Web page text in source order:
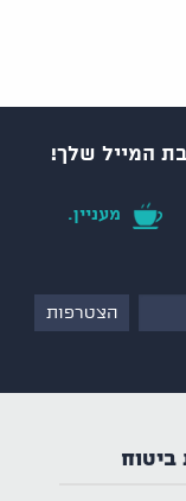
המייל שלך!
מעניין.
ביטוח